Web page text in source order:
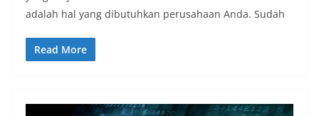
adalah hal yang dibutuhkan perusahaan Anda. Sudah
Read More